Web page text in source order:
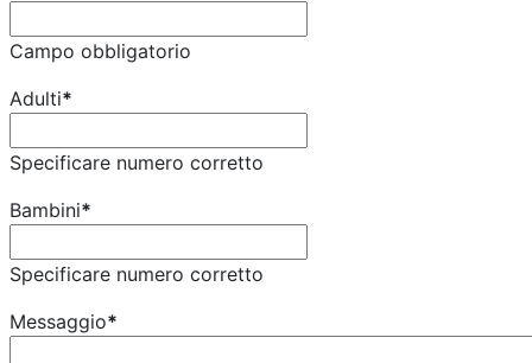
Campo obbligatorio
Adulti*
Specificare numero corretto
Bambini*
Specificare numero corretto
Messaggio*